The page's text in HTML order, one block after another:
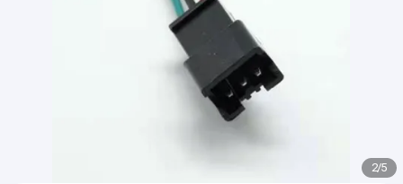
2/5